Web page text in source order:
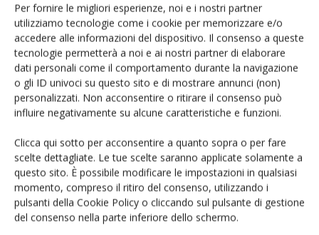
Per fornire le migliori esperienze, noi e i nostri partner
utilizziamo tecnologie come i cookie per memorizzare e/o
accedere alle informazioni del dispositivo. Il consenso a queste
tecnologie permetterà a noi e ai nostri partner di elaborare
dati personali come il comportamento durante la navigazione
o gli ID univoci su questo sito e di mostrare annunci (non)
personalizzati. Non acconsentire o ritirare il consenso può
influire negativamente su alcune caratteristiche e funzioni.
Clicca qui sotto per acconsentire a quanto sopra o per fare
scelte dettagliate. Le tue scelte saranno applicate solamente a
questo sito. È possibile modificare le impostazioni in qualsiasi
momento, compreso il ritiro del consenso, utilizzando i
pulsanti della Cookie Policy o cliccando sul pulsante di gestione
del consenso nella parte inferiore dello schermo.
LASCIA UN COMMENTO